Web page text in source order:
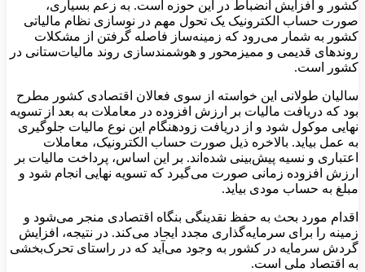
کشور و افزایش انضباط در این حوزه است. به زعم بسیاری،
صورت حساب الکترونیک یک تحول مهم در نوسازی نظام مالیاتی
کشور به شمار می‌رود که زمینه‌ساز فاصله گرفتن از مشکلات
روندهای قدیمی و ممیزمحور و هوشمندسازی روند مالیات‌ستانی در
کشور است.
سالیان طولانی این خواسته از سوی فعالان اقتصادی کشور مطرح
بود که دریافت مالیات بر ارزش افزوده در معاملات به بعد از تسویه
نهایی موکول شود و از دریافت زودهنگام این نوع مالیات جلوگیری
به عمل بیاید. بالاخره ذیل صورت حساب الکترونیک، معاملات
اعتباری و نسیه پیش‌‌بینی شده‌اند. بر این اساس، پرداخت مالیات بر
ارزش افزوده زمانی صورت می‌گیرد که تسویه نهایی انجام شود و
مبلغ به حساب مودی بیاید.
اقدام مورد بحث به حفظ نقدینگی بنگاه اقتصادی منجر می‌شود و
زمینه را برای سرمایه‌گذاری مجدد ایجاد می‌کند. در نتیجه، افزایش
گردش سرمایه در کشور به وجود می‌آید که در راستای تحرک‌بخشی
به اقتصاد ملی است.